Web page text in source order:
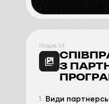
Модуль 04
З
1. Види